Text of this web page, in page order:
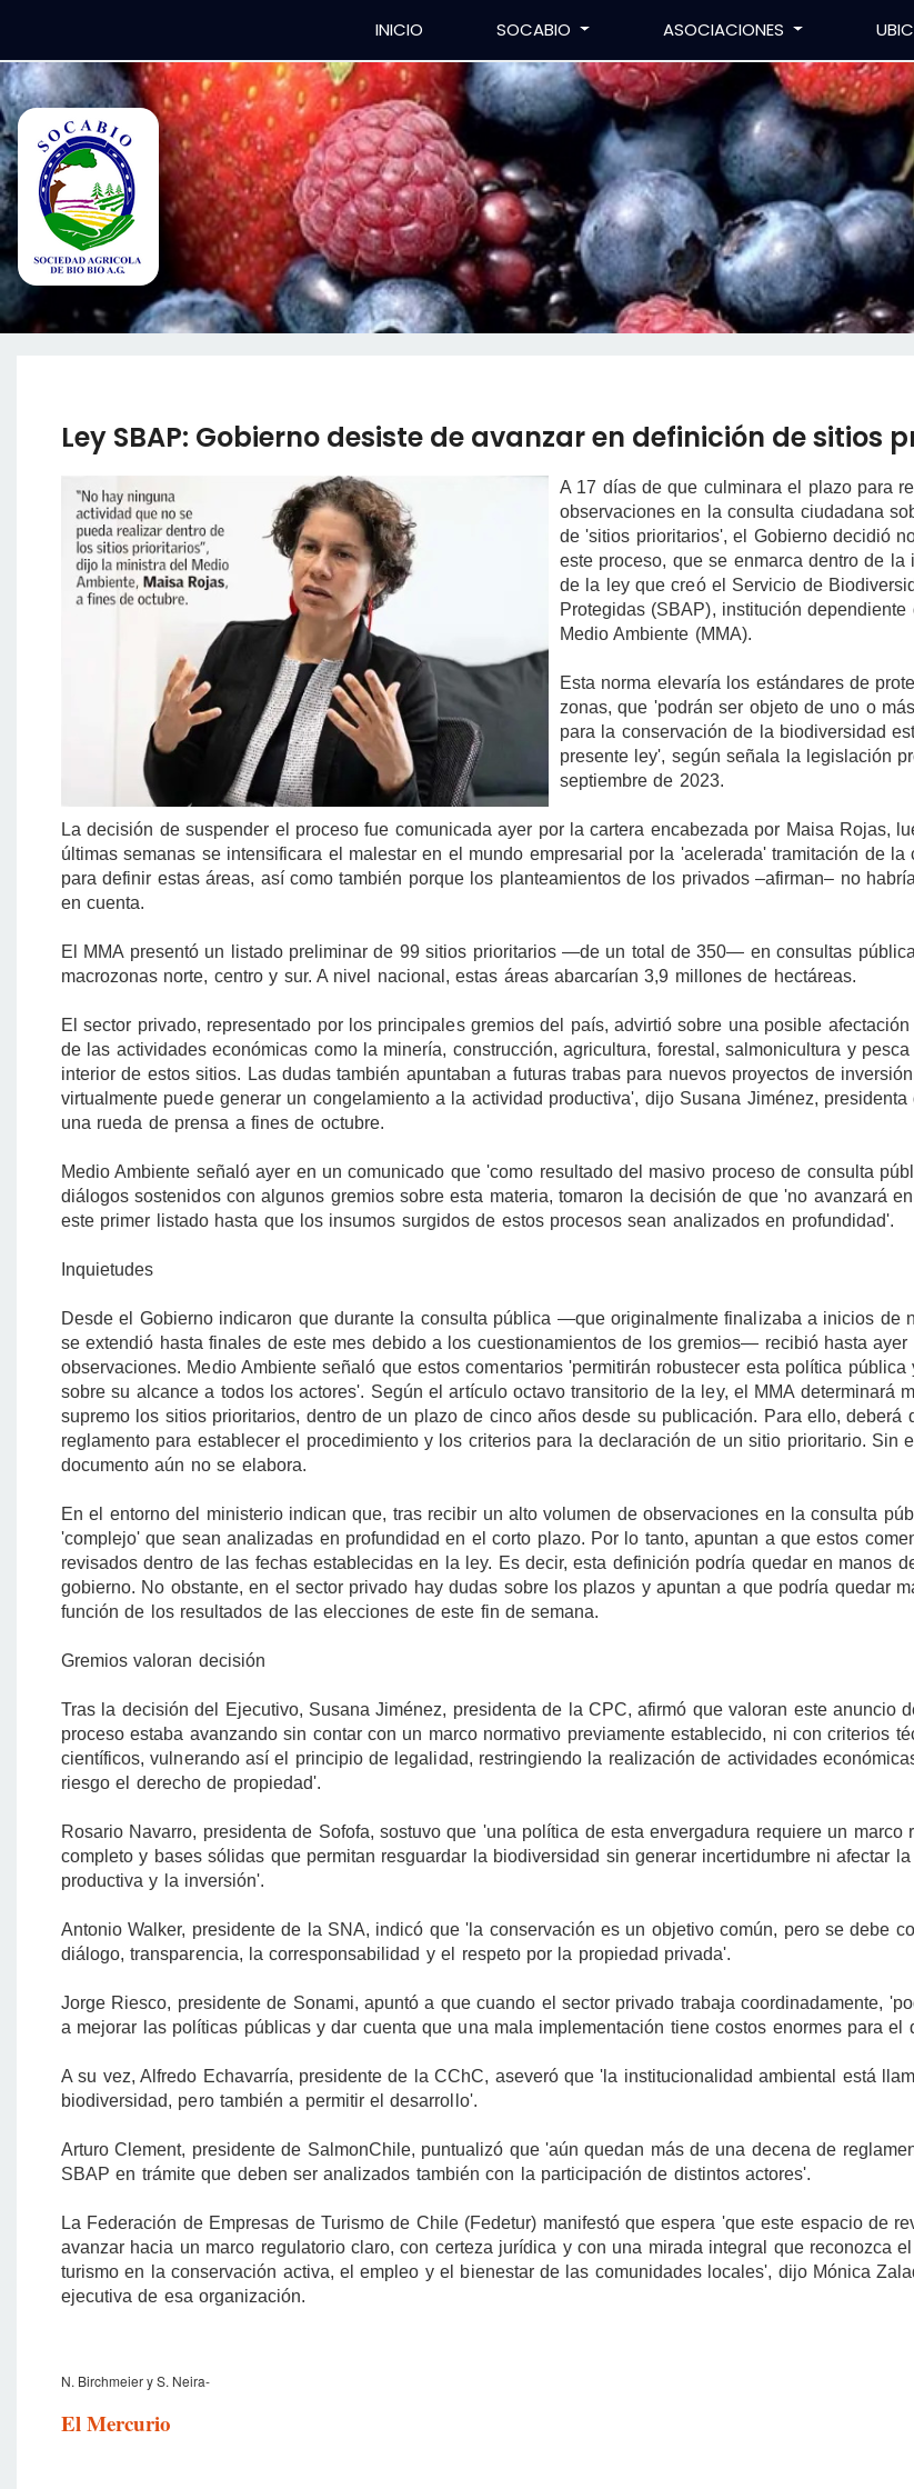
INICIO SOCABIO ASOCIACIONES
Ley SBAP: Gobierno desiste de avanzar en definición de sitios
A 17 días de que culminara el plazo para
observaciones en la consulta ciudadana
de 'sitios prioritarios', el Gobierno decidió
este proceso, que se enmarca dentro de la
de la ley que creó el Servicio de
Protegidas (SBAP), institución dependiente
Medio Ambiente (MMA).
Esta norma elevaría los estándares de
zonas, que 'podrán ser objeto de uno o
para la conservación de la biodiversidad
presente ley', según señala la legislación
septiembre de 2023.
La decisión de suspender el proceso fue comunicada ayer por la cartera encabezada por Maisa Rojas,
últimas semanas se intensificara el malestar en el mundo empresarial por la 'acelerada' tramitación de la
para definir estas áreas, así como también porque los planteamientos de los privados –afirman– no
en cuenta.
El MMA presentó un listado preliminar de 99 sitios prioritarios —de un total de 350— en consultas
macrozonas norte, centro y sur. A nivel nacional, estas áreas abarcarían 3,9 millones de hectáreas.
El sector privado, representado por los principales gremios del país, advirtió sobre una posible
de las actividades económicas como la minería, construcción, agricultura, forestal, salmonicultura y pesca
interior de estos sitios. Las dudas también apuntaban a futuras trabas para nuevos proyectos de
virtualmente puede generar un congelamiento a la actividad productiva', dijo Susana Jiménez,
una rueda de prensa a fines de octubre.
Medio Ambiente señaló ayer en un comunicado que 'como resultado del masivo proceso de consulta
diálogos sostenidos con algunos gremios sobre esta materia, tomaron la decisión de que 'no avanzará
este primer listado hasta que los insumos surgidos de estos procesos sean analizados en profundidad'.
Inquietudes
Desde el Gobierno indicaron que durante la consulta pública —que originalmente finalizaba a inicios de
se extendió hasta finales de este mes debido a los cuestionamientos de los gremios— recibió hasta ayer
observaciones. Medio Ambiente señaló que estos comentarios 'permitirán robustecer esta política pública
sobre su alcance a todos los actores'. Según el artículo octavo transitorio de la ley, el MMA determinará
supremo los sitios prioritarios, dentro de un plazo de cinco años desde su publicación. Para ello, deberá
reglamento para establecer el procedimiento y los criterios para la declaración de un sitio prioritario. Sin
documento aún no se elabora.
En el entorno del ministerio indican que, tras recibir un alto volumen de observaciones en la consulta
'complejo' que sean analizadas en profundidad en el corto plazo. Por lo tanto, apuntan a que estos
revisados dentro de las fechas establecidas en la ley. Es decir, esta definición podría quedar en manos
gobierno. No obstante, en el sector privado hay dudas sobre los plazos y apuntan a que podría quedar
función de los resultados de las elecciones de este fin de semana.
Gremios valoran decisión
Tras la decisión del Ejecutivo, Susana Jiménez, presidenta de la CPC, afirmó que valoran este anuncio
proceso estaba avanzando sin contar con un marco normativo previamente establecido, ni con criterios
científicos, vulnerando así el principio de legalidad, restringiendo la realización de actividades
riesgo el derecho de propiedad'.
Rosario Navarro, presidenta de Sofofa, sostuvo que 'una política de esta envergadura requiere un marco
completo y bases sólidas que permitan resguardar la biodiversidad sin generar incertidumbre ni afectar
productiva y la inversión'.
Antonio Walker, presidente de la SNA, indicó que 'la conservación es un objetivo común, pero se debe
diálogo, transparencia, la corresponsabilidad y el respeto por la propiedad privada'.
Jorge Riesco, presidente de Sonami, apuntó a que cuando el sector privado trabaja coordinadamente,
a mejorar las políticas públicas y dar cuenta que una mala implementación tiene costos enormes para el
A su vez, Alfredo Echavarría, presidente de la CChC, aseveró que 'la institucionalidad ambiental está
biodiversidad, pero también a permitir el desarrollo'.
Arturo Clement, presidente de SalmonChile, puntualizó que 'aún quedan más de una decena de
SBAP en trámite que deben ser analizados también con la participación de distintos actores'.
La Federación de Empresas de Turismo de Chile (Fedetur) manifestó que espera 'que este espacio de
avanzar hacia un marco regulatorio claro, con certeza jurídica y con una mirada integral que reconozca
turismo en la conservación activa, el empleo y el bienestar de las comunidades locales', dijo Mónica
ejecutiva de esa organización.
N. Birchmeier y S. Neira-
El Mercurio